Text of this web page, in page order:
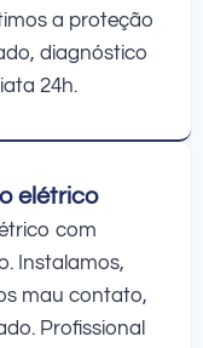
a proteção
diagnóstico
24h.
elétrico
com
Instalamos,
mau contato,
Profissional